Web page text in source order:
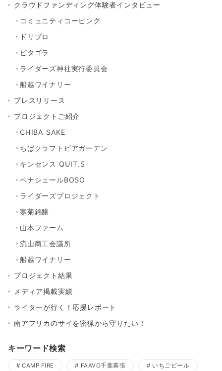
クラウドファンディング体験者インタビュー
コミュニティコーピング
ドリプロ
ピタゴラ
ライダーズ神社実行委員会
船越ワイナリー
プレスリリース
プロジェクトご紹介
CHIBA SAKE
ちばクラフトビアガーデン
キンセンス QUIT.S
ペナシュールBOSO
ライダーズプロジェクト
寒菊銘醸
山本ファーム
流山商工会議所
船越ワイナリー
プロジェクト結果
メディア掲載実績
ライターが行く！応援レポート
南アフリカのサイを密猟から守りたい！
キーワード検索
CAMP FIRE FAAVO千葉幕張 いちごビール